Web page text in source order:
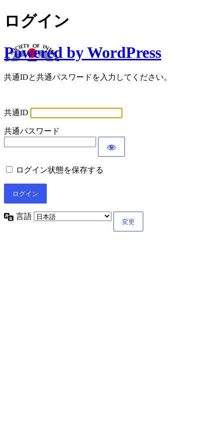
ログイン
Powered by WordPress
共通IDと共通パスワードを入力してください。
共通ID
共通パスワード
ログイン状態を保存する
言語